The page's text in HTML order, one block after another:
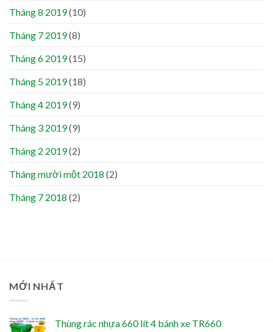
Tháng 8 2019(10)
Tháng 7 2019(8)
Tháng 6 2019(15)
Tháng 5 2019(18)
Tháng 4 2019(9)
Tháng 3 2019(9)
Tháng 2 2019(2)
Tháng mười một 2018 (2)
Tháng 7 2018 (2)
MỚI NHẤT
Thùng rác nhựa 660 lít 4 bánh xe TR660